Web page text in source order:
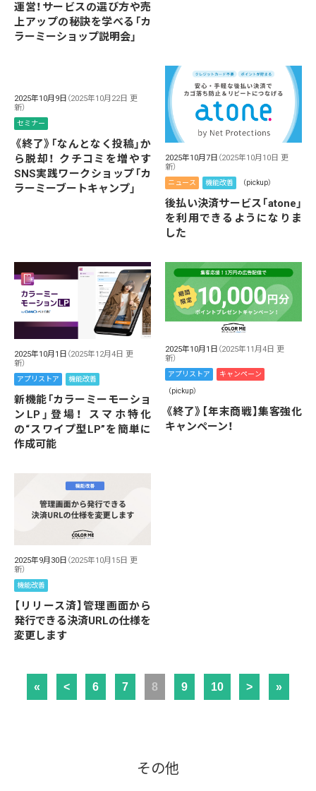
運営！サービスの選び方や売
上アップの秘訣を学べる「カ
ラーミーショップ説明会」
2025年10月9日 （2025年10月22日 更
新）
セミナー
《終了》「なんとなく投稿」か
ら脱却！ クチコミを増やす
SNS実践ワークショップ「カ
ラーミーブートキャンプ」
2025年10月7日 （2025年10月10日 更
新）
ニュース 機能改善 （pickup）
後払い決済サービス「atone」
を利用できるようになりま
した
2025年10月1日 （2025年12月4日 更
新）
アプリストア 機能改善
新機能「カラーミーモーショ
ンLP」登場！ スマホ特化
の“スワイプ型LP”を簡単に
作成可能
2025年10月1日 （2025年11月4日 更
新）
アプリストア キャンペーン
（pickup）
《終了》【年末商戦】集客強化
キャンペーン！
2025年9月30日 （2025年10月15日 更
新）
機能改善
【リリース済】管理画面から
発行できる決済URLの仕様を
変更します
« < 6 7 8 9 10 > »
その他